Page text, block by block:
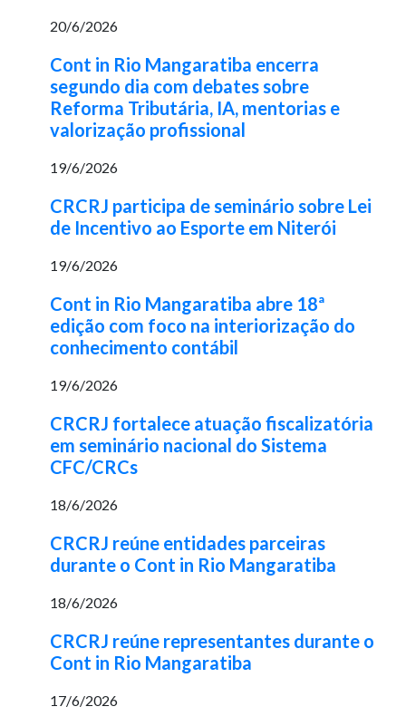
20/6/2026
Cont in Rio Mangaratiba encerra
segundo dia com debates sobre
Reforma Tributária, IA, mentorias e
valorização profissional
19/6/2026
CRCRJ participa de seminário sobre Lei
de Incentivo ao Esporte em Niterói
19/6/2026
Cont in Rio Mangaratiba abre 18ª
edição com foco na interiorização do
conhecimento contábil
19/6/2026
CRCRJ fortalece atuação fiscalizatória
em seminário nacional do Sistema
CFC/CRCs
18/6/2026
CRCRJ reúne entidades parceiras
durante o Cont in Rio Mangaratiba
18/6/2026
CRCRJ reúne representantes durante o
Cont in Rio Mangaratiba
17/6/2026